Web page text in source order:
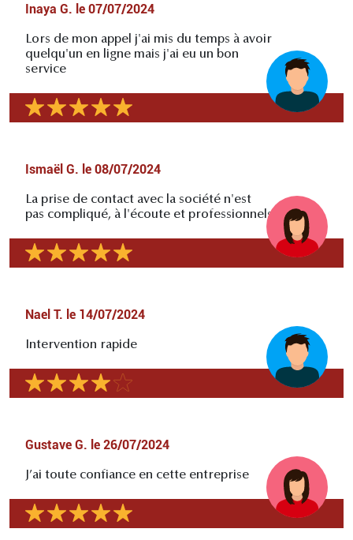
Inaya G. le 07/07/2024
Lors de mon appel j'ai mis du temps à avoir
quelqu'un en ligne mais j'ai eu un bon
service
Ismaël G. le 08/07/2024
La prise de contact avec la société n'est
pas compliqué, à l'écoute et professionnels
Nael T. le 14/07/2024
Intervention rapide
Gustave G. le 26/07/2024
J’ai toute confiance en cette entreprise